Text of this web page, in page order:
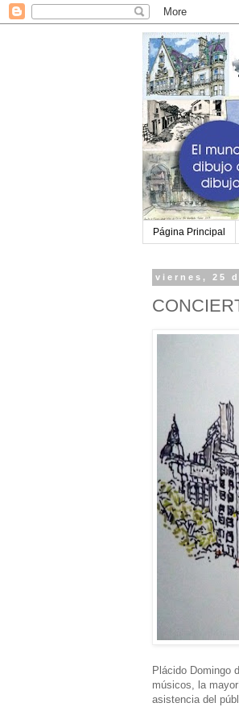
Página Principal
viernes, 25
Plácido Domingo
músicos, la
asistencia del